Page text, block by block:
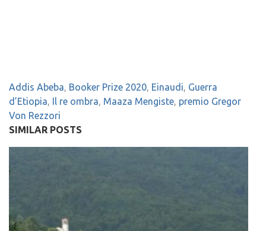
Addis Abeba, Booker Prize 2020, Einaudi, Guerra
d’Etiopia, Il re ombra, Maaza Mengiste, premio Gregor
Von Rezzori
SIMILAR POSTS